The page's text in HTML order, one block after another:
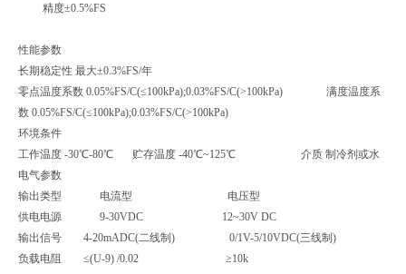
精度±0.5%FS
性能参数
长期稳定性 最大±0.3%FS/年
零点温度系数 0.05%FS/C(≤100kPa);0.03%FS/C(>100kPa) 满度温度系
数 0.05%FS/C(≤100kPa);0.03%FS/C(>100kPa)
环境条件
工作温度 -30℃-80℃ 贮存温度 -40℃~125℃ 介质 制冷剂或水
电气参数
输出类型 电流型 电压型
供电电源 9-30VDC 12~30V DC
输出信号 4-20mADC(二线制) 0/1V-5/10VDC(三线制)
负载电阻 ≤(U-9) /0.02 ≥10k